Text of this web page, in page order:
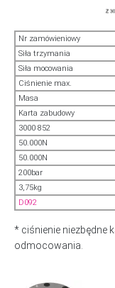
Nr zamówieniowy
Siła trzymania
Siła mocowania
Ciśnienie max.
Masa
Karta zabudowy
3000 852
50.000N
50.000N
200bar
3,75kg
D092
* ciśnienie niezbędne
odmocowania.